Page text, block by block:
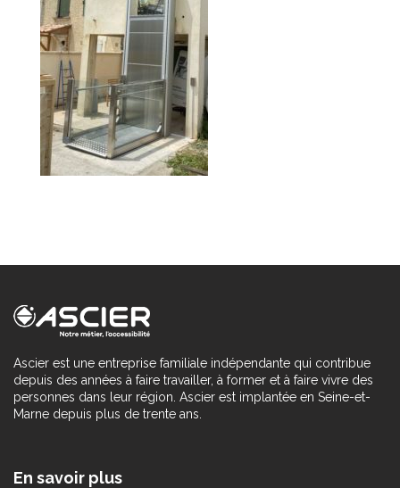
Ascier est une entreprise familiale indépendante qui contribue
depuis des années à faire travailler, à former et à faire vivre des
personnes dans leur région. Ascier est implantée en Seine-et-
Marne depuis plus de trente ans.
En savoir plus